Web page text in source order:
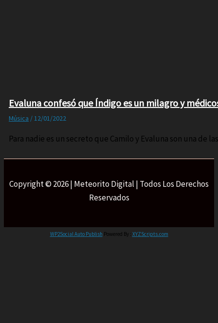
Evaluna confesó que Índigo es un milagro y
Música /12/01/2022
Para nadie es un secreto que Camilo y Evaluna son una de
Copyright © 2026 | Meteorito Digital | Todos Los Derechos
Reservados
WP2Social Auto Publish Powered By : XYZScripts.com